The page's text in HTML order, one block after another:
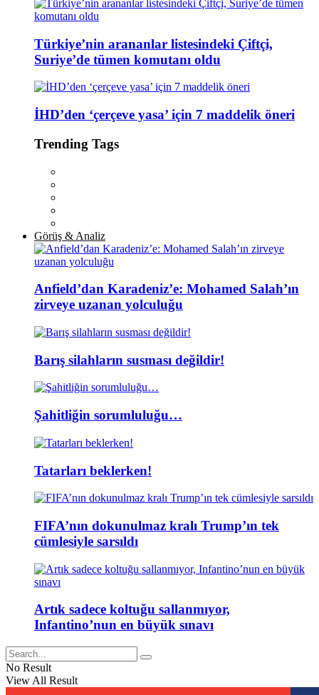
Türkiye’nin arananlar listesindeki Çiftçi,
Suriye’de tümen komutanı oldu
İHD’den ‘çerçeve yasa’ için 7 maddelik öneri
Trending Tags
Görüş & Analiz
Anfield’dan Karadeniz’e: Mohamed Salah’ın
zirveye uzanan yolculuğu
Barış silahların susması değildir!
Şahitliğin sorumluluğu…
Tatarları beklerken!
FIFA’nın dokunulmaz kralı Trump’ın tek
cümlesiyle sarsıldı
Artık sadece koltuğu sallanmıyor,
Infantino’nun en büyük sınavı
No Result
View All Result